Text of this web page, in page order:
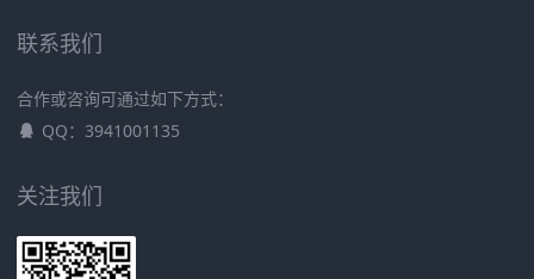
联系我们
合作或咨询可通过如下方式：
QQ：3941001135
关注我们